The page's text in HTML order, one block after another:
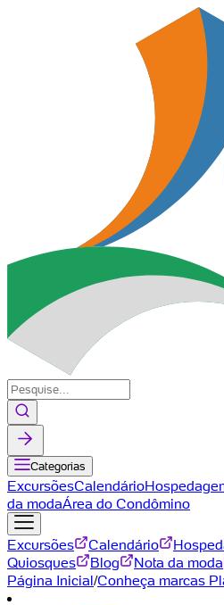
Categorias
ExcursõesCalendário
da modaÁrea do Condômino
Excursões Calendário
Quiosques
Blog Nota da moda
Página Inicial/Conheça marcas